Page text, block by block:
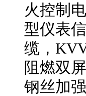
火控制
型仪表
缆，
阻燃双
钢丝加